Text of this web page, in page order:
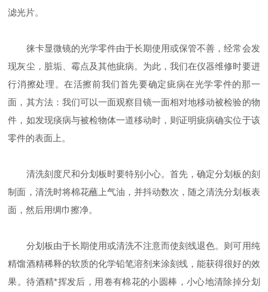
滤光片。
徕卡显微镜的光学零件由于长期使用或保管不善，经常会发
现灰尘，脏垢、霉点及其他疵病。为此，我们在仪器维修时要进
行消擦处理。在活擦前我们首先要确定疵病在光学零件的那一
面，其方法：我们可以一面观察目镜一面相对地移动被检验的物
件，如发现痰病与被检物体一道移动时，则证明疵病确实位于该
零件的表面上。
清洗刻度尺和分划板时要特别小心。首先，确定分划板的刻
制面，清洗时将棉花蘸上气油，并抖动数次，随之清洗分划板表
面，然后用绸巾擦净。
分划板由于长期使用或清洗不注意而使刻线退色。则可用纯
精馏酒精稀释的软质的化学铅笔溶剂来涂刻线，能获得很好的效
果。待酒精*挥发后，用卷有棉花的小圆棒，小心地清除掉分划